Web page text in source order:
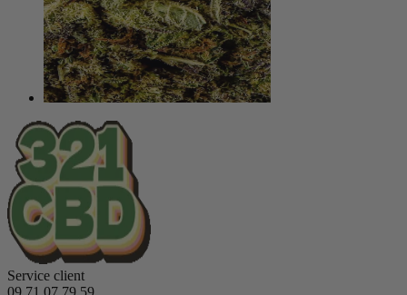
Service client
09 71 07 79 59